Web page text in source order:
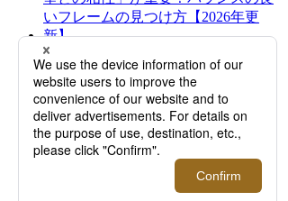
似合うサングラスの選び方は「顔型との相
性」が重要！バランスの良いフレームの見つ
け方【2026年更新】